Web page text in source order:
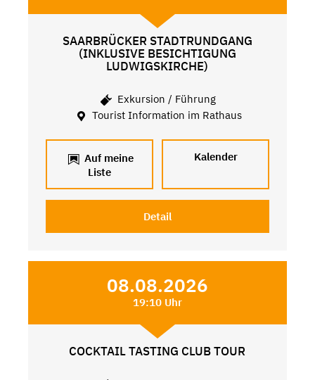
SAARBRÜCKER STADTRUNDGANG
(INKLUSIVE BESICHTIGUNG
LUDWIGSKIRCHE)
Exkursion / Führung
Tourist Information im Rathaus
Auf meine
Liste
Kalender
Detail
08.08.2026
19:10 Uhr
COCKTAIL TASTING CLUB TOUR